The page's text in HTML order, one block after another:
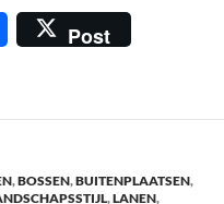
Post
,BOSSEN,BUITENPLAATSEN,
,LANEN,